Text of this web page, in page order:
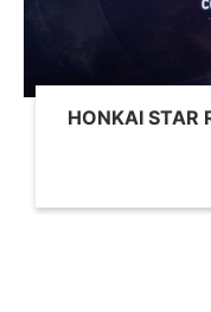
HONKAI STAR